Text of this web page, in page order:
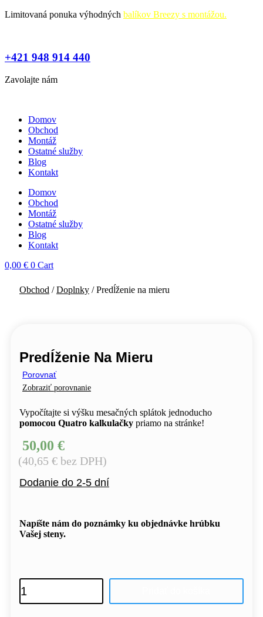
Preskočiť
Limitovaná ponuka výhodných balíkov Breezy s montážou.
+421 948 914 440
Zavolajte nám
Domov
Obchod
Montáž
Ostatné služby
Blog
Kontakt
Domov
Obchod
Montáž
Ostatné služby
Blog
Kontakt
0,00 € 0 Cart
Obchod /Doplnky / Predĺženie na mieru
Predĺženie Na Mieru
Porovnať
Zobraziť porovnanie
Vypočítajte si výšku mesačných splátok jednoducho
pomocou Quatro kalkulačky priamo na stránke!
50,00 €
(40,65 € bez DPH)
Dodanie do 2-5 dní
Napíšte nám do poznámky ku objednávke hrúbku
Vašej steny.
Predĺženie
na
mieru